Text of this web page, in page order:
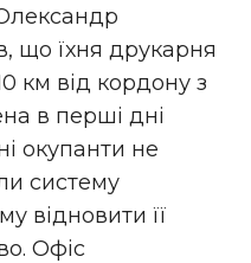
що їхня друкарня
км від кордону з
в перші дні
окупанти не
систему
відновити її
Офіс